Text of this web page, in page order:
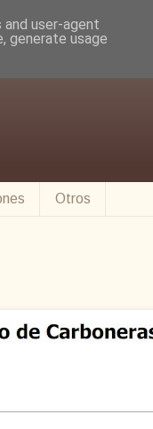
Otros
user-agent
generate usage